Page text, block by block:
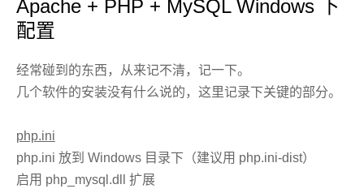
Apache + PHP + MySQL Windows 下
配置
经常碰到的东西，从来记不清，记一下。
几个软件的安装没有什么说的，这里记录下关键的部分。
php.ini
php.ini 放到 Windows 目录下（建议用 php.ini-dist）
启用 php_mysql.dll 扩展